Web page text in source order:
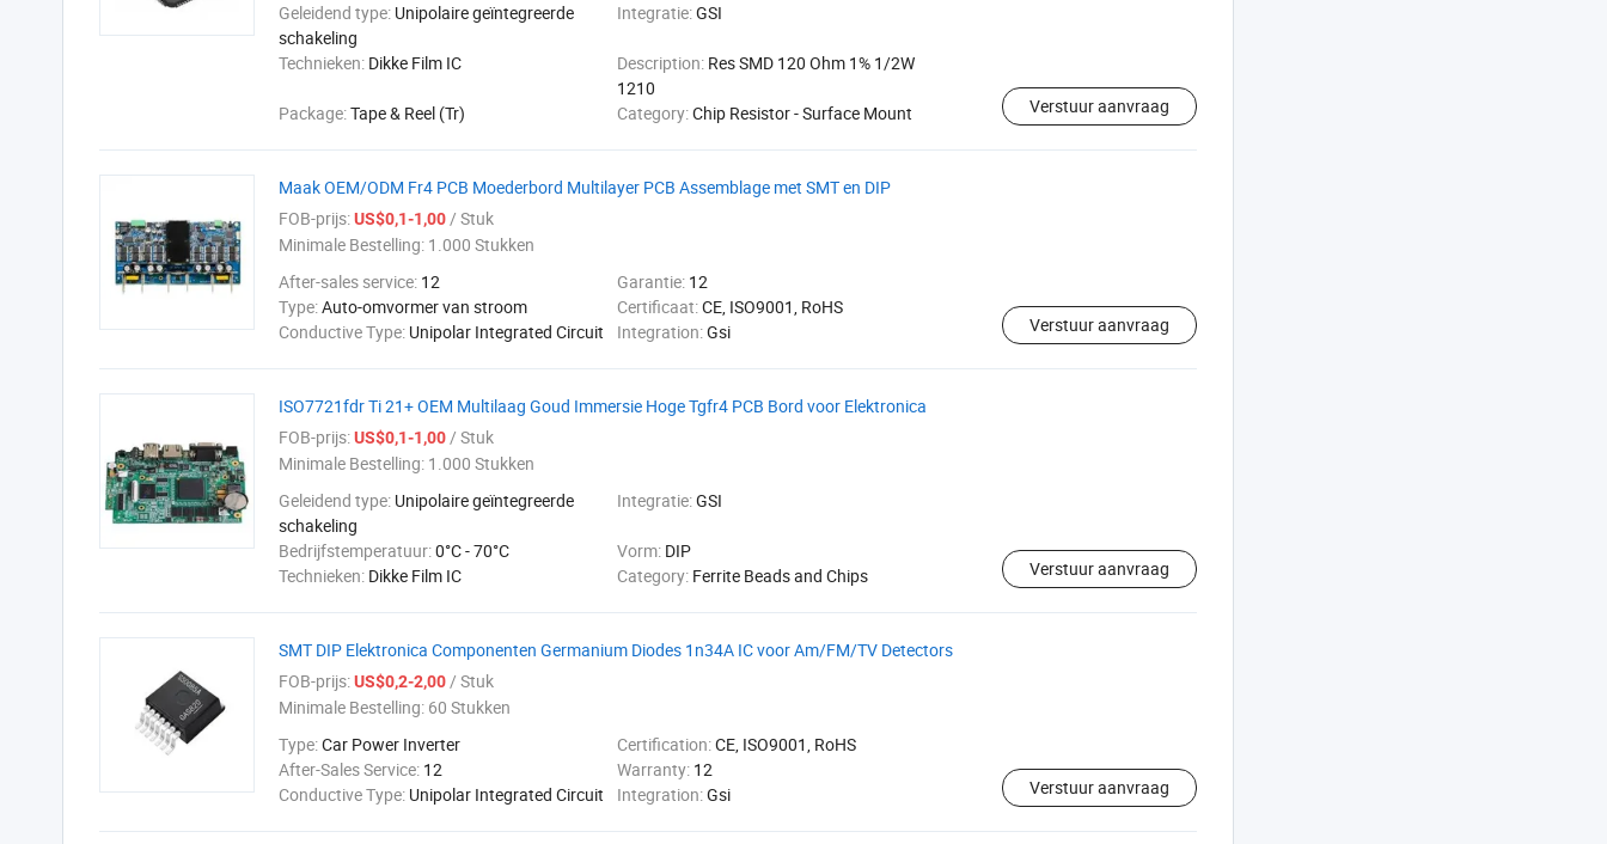
Geleidend type: Unipolaire geïntegreerde
schakeling
Integratie:GSI
Technieken: Dikke Film IC Description: Res SMD 120 Ohm 1% 1/2W
1210
Package:Tape & Reel (Tr) Category:Chip Resistor - Surface Mount Verstuur aanvraag
Maak OEM/ODM Fr4 PCB Moederbord Multilayer PCB Assemblage met SMT en DIP
FOB-prijs:US$0,1-1,00/ Stuk
Minimale Bestelling: 1.000 Stukken
After-sales service: 12 Garantie: 12
Type:Auto-omvormer van stroom Certificaat:CE, ISO9001, RoHS
Conductive Type: Unipolar Integrated Circuit Integration:Gsi Verstuur aanvraag
ISO7721fdr Ti 21+ OEM Multilaag Goud Immersie Hoge Tgfr4 PCB Bord voor Elektronica
FOB-prijs:US$0,1-1,00/ Stuk
Minimale Bestelling: 1.000 Stukken
Geleidend type: Unipolaire geïntegreerde
schakeling
Integratie:GSI
Bedrijfstemperatuur:0°C - 70°C Vorm: DIP
Technieken: Dikke Film IC Category: Ferrite Beads and Chips Verstuur aanvraag
SMT DIP Elektronica Componenten Germanium Diodes 1n34A IC voor Am/FM/TV Detectors
FOB-prijs:US$0,2-2,00/ Stuk
Minimale Bestelling: 60 Stukken
Type:Car Power Inverter Certification:CE, ISO9001, RoHS
After-Sales Service: 12 Warranty: 12
Conductive Type: Unipolar Integrated Circuit Integration:Gsi Verstuur aanvraag